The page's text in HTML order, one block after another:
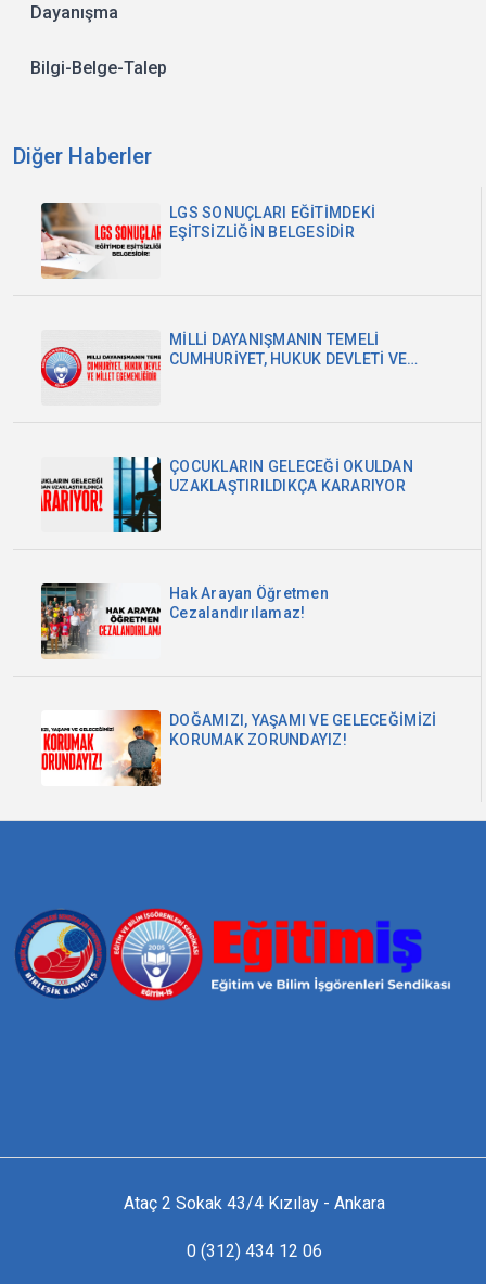
Dayanışma
Bilgi-Belge-Talep
Diğer Haberler
LGS SONUÇLARI EĞİTİMDEKİ
EŞİTSİZLİĞİN BELGESİDİR
MİLLİ DAYANIŞMANIN TEMELİ
CUMHURİYET, HUKUK DEVLETİ VE
ÇOCUKLARIN GELECEĞİ OKULDAN
UZAKLAŞTIRILDIKÇA KARARIYOR
Hak Arayan Öğretmen
Cezalandırılamaz!
DOĞAMIZI, YAŞAMI VE GELECEĞİMİZİ
KORUMAK ZORUNDAYIZ!
Ataç 2 Sokak 43/4 Kızılay - Ankara
0 (312) 434 12 06